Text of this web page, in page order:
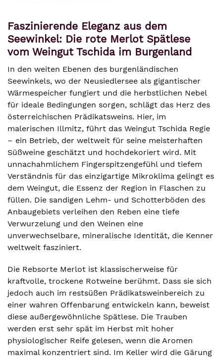
Faszinierende Eleganz aus dem
Seewinkel: Die rote Merlot Spätlese
vom Weingut Tschida im Burgenland
In den weiten Ebenen des burgenländischen
Seewinkels, wo der Neusiedlersee als gigantischer
Wärmespeicher fungiert und die herbstlichen Nebel
für ideale Bedingungen sorgen, schlägt das Herz des
österreichischen Prädikatsweins. Hier, im
malerischen Illmitz, führt das Weingut Tschida Regie
– ein Betrieb, der weltweit für seine meisterhaften
Süßweine geschätzt und hochdekoriert wird. Mit
unnachahmlichem Fingerspitzengefühl und tiefem
Verständnis für das einzigartige Mikroklima gelingt es
dem Weingut, die Essenz der Region in Flaschen zu
füllen. Die sandigen Lehm- und Schotterböden des
Anbaugebiets verleihen den Reben eine tiefe
Verwurzelung und den Weinen eine
unverwechselbare, mineralische Identität, die Kenner
weltweit fasziniert.
Die Rebsorte Merlot ist klassischerweise für
kraftvolle, trockene Rotweine berühmt. Dass sie sich
jedoch auch im restsüßen Prädikatsweinbereich zu
einer wahren Offenbarung entwickeln kann, beweist
diese außergewöhnliche Spätlese. Die Trauben
werden erst sehr spät im Herbst mit hoher
physiologischer Reife gelesen, wenn die Aromen
maximal konzentriert sind. Im Keller wird die Gärung